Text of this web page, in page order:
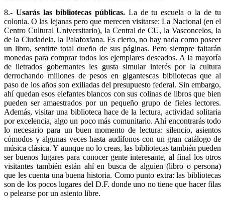
8.- Usarás las bibliotecas públicas. La de tu escuela o la de tu
colonia. O las lejanas pero que merecen visitarse: La Nacional (en el
Centro Cultural Universitario), la Central de CU, la Vasconcelos, la
de la Ciudadela, la Palafoxiana. Es cierto, no hay nada como poseer
un libro, sentirte total dueño de sus páginas. Pero siempre faltarán
monedas para comprar todos los ejemplares deseados. A la mayoría
de iletrados gobernantes les gusta simular interés por la cultura
derrochando millones de pesos en gigantescas bibliotecas que al
paso de los años son exiliadas del presupuesto federal. Sin embargo,
ahí quedan esos elefantes blancos con sus colinas de libros que bien
pueden ser amaestrados por un pequeño grupo de fieles lectores.
Además, visitar una biblioteca hace de la lectura, actividad solitaria
por excelencia, algo un poco más comunitario. Ahí encontrarás todo
lo necesario para un buen momento de lectura: silencio, asientos
cómodos y algunas veces hasta audífonos con un gran catálogo de
música clásica. Y aunque no lo creas, las bibliotecas también pueden
ser buenos lugares para conocer gente interesante, al final los otros
visitantes también están ahí en busca de alguien (libro o persona)
que les cuenta una buena historia. Como punto extra: las bibliotecas
son de los pocos lugares del D.F. donde uno no tiene que hacer filas
o pelearse por un asiento libre.